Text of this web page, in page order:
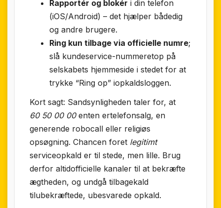
Rapportér og blokér i din telefon
(iOS/Android) – det hjælper bådedig
og andre brugere.
Ring kun tilbage via officielle numre;
slå kundeservice-nummeretop på
selskabets hjemmeside i stedet for at
trykke “Ring op” iopkaldsloggen.
Kort sagt: Sandsynligheden taler for, at
60 50 00 00enten ertele­fonsalg, en
generende robocall eller religiøs
opsøgning. Chancen foret legitimt
serviceopkald er til stede, men lille. Brug
derfor altidofficielle kanaler til at bekræfte
ægtheden, og undgå tilbagekald
tilubekræftede, ubesvarede opkald.